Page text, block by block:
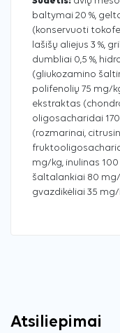
baltymai 20 %,
(konservuoti
lašišų aliejus 3 %,
dumbliai 0,5 %,
(gliukozamino
polifenolių 75 mg/
ekstraktas
oligosacharidai
(rozmarinai,
mg/kg, inulinas
šaltalankiai 80
gvazdikėliai 35
Atsiliepimai